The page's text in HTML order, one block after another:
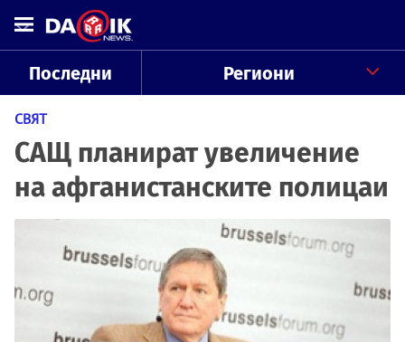
Последни Региони
СВЯТ
САЩ планират увеличение
на афганистанските полицаи